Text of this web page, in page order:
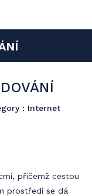
na našem
: Internet
přičemž cestou
prostředí se dá